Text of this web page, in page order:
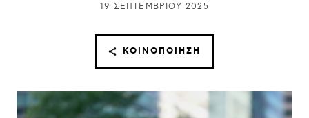
19 ΣΕΠΤΕΜΒΡΊΟΥ 2025
ΚΟΙΝΟΠΟΊΗΣΗ